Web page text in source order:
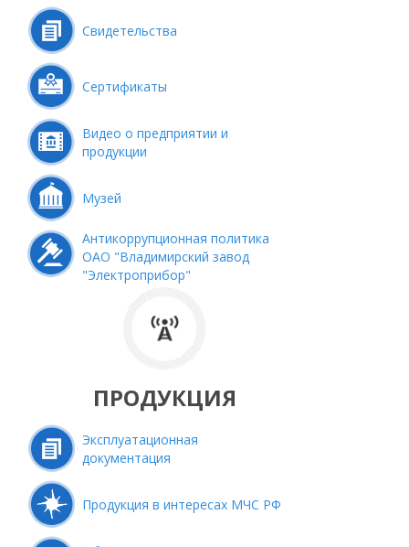
Свидетельства
Сертификаты
Видео о предприятии и
продукции
Музей
Антикоррупционная политика
ОАО "Владимирский завод
"Электроприбор"
ПРОДУКЦИЯ
Эксплуатационная
документация
Продукция в интересах МЧС РФ